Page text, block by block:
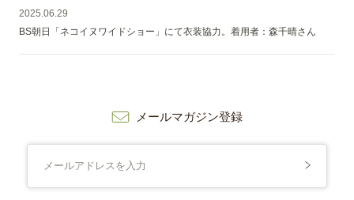
2025.06.29
BS朝日「ネコイヌワイドショー」にて衣装協力。着用者：森千晴さん
メールマガジン登録